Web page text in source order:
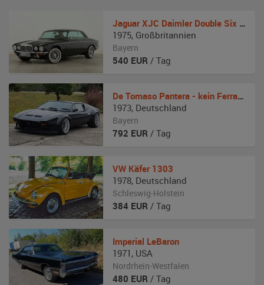
Jaguar XJC Daimler Double Six Coupe
1975, Großbritannien
Bayern
540 EUR / Tag
De Tomaso Pantera - kein Ferrari oder Lamborghini
1973, Deutschland
Bayern
792 EUR / Tag
VW Käfer 1303
1978, Deutschland
Schleswig-Holstein
384 EUR / Tag
Imperial LeBaron
1971 , USA
Nordrhein-Westfalen
480 EUR / Tag